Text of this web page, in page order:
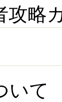
攻略
いて